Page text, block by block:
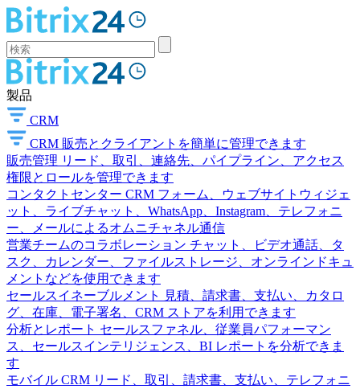
製品
CRM
CRM 販売とクライアントを簡単に管理できます
販売管理 リード、取引、連絡先、パイプライン、アクセス
権限とロールを管理できます
コンタクトセンター CRM フォーム、ウェブサイトウィジェ
ット、ライブチャット、WhatsApp、Instagram、テレフォニ
ー、メールによるオムニチャネル通信
営業チームのコラボレーション チャット、ビデオ通話、タ
スク、カレンダー、ファイルストレージ、オンラインドキュ
メントなどを使用できます
セールスイネーブルメント
見積、請求書、支払い、カタロ
グ、在庫、電子署名、CRM ストアを利用できます
分析とレポート セールスファネル、従業員パフォーマン
ス、セールスインテリジェンス、BI レポートを分析できま
す
モバイル CRM リード、取引、請求書、支払い、テレフォニ